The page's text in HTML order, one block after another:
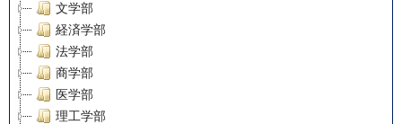
文学部
経済学部
法学部
商学部
医学部
理工学部